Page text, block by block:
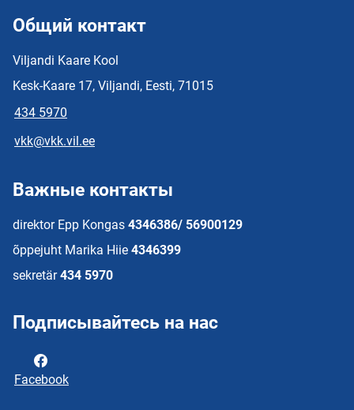
Общий контакт
Viljandi Kaare Kool
Kesk-Kaare 17, Viljandi, Eesti, 71015
434 5970
vkk@vkk.vil.ee
Важные контакты
direktor Epp Kongas 4346386/ 56900129
õppejuht Marika Hiie 4346399
sekretär 434 5970
Подписывайтесь на нас
Facebook